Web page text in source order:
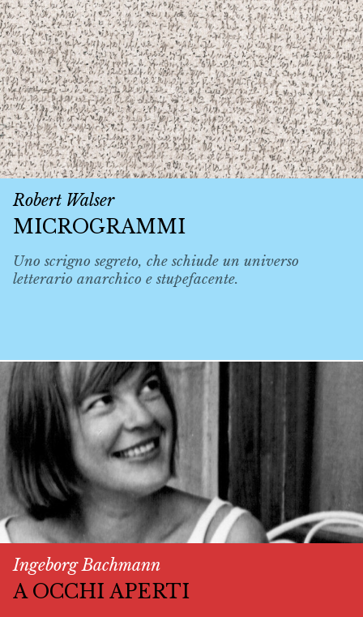
Robert Walser
MICROGRAMMI
Uno scrigno segreto, che schiude un universo
letterario anarchico e stupefacente.
Ingeborg Bachmann
A OCCHI APERTI